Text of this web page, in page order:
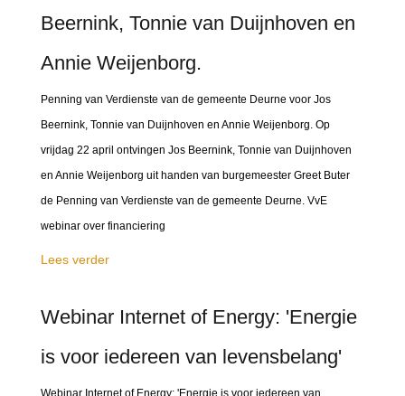
Beernink, Tonnie van Duijnhoven en
Annie Weijenborg.
Penning van Verdienste van de gemeente Deurne voor Jos
Beernink, Tonnie van Duijnhoven en Annie Weijenborg. Op
vrijdag 22 april ontvingen Jos Beernink, Tonnie van Duijnhoven
en Annie Weijenborg uit handen van burgemeester Greet Buter
de Penning van Verdienste van de gemeente Deurne. VvE
webinar over financiering
Lees verder
Webinar Internet of Energy: 'Energie
is voor iedereen van levensbelang'
Webinar Internet of Energy: 'Energie is voor iedereen van